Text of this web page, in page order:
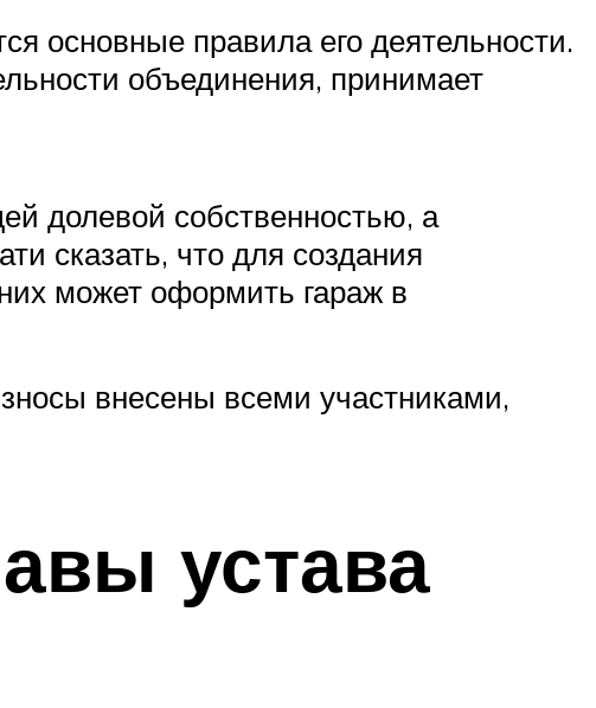
основные правила его деятельности.
объединения, принимает
долевой собственностью, а
сказать, что для создания
может оформить гараж в
внесены всеми участниками,
устава